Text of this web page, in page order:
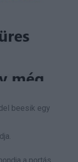
beesik egy